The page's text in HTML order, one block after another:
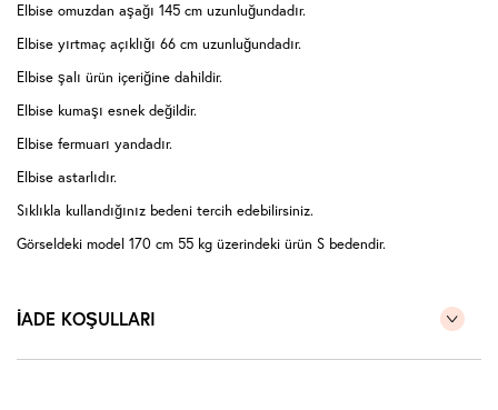
Elbise omuzdan aşağı 145 cm uzunluğundadır.
Elbise yırtmaç açıklığı 66 cm uzunluğundadır.
Elbise şalı ürün içeriğine dahildir.
Elbise kumaşı esnek değildir.
Elbise fermuarı yandadır.
Elbise astarlıdır.
Sıklıkla kullandığınız bedeni tercih edebilirsiniz.
Görseldeki model 170 cm 55 kg üzerindeki ürün S bedendir.
İADE KOŞULLARI